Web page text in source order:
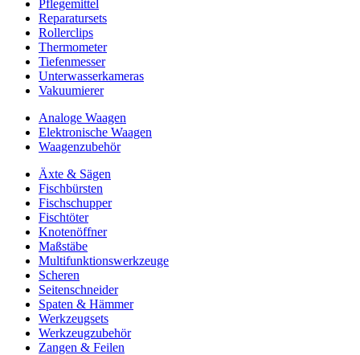
Pflegemittel
Reparatursets
Rollerclips
Thermometer
Tiefenmesser
Unterwasserkameras
Vakuumierer
Analoge Waagen
Elektronische Waagen
Waagenzubehör
Äxte & Sägen
Fischbürsten
Fischschupper
Fischtöter
Knotenöffner
Maßstäbe
Multifunktionswerkzeuge
Scheren
Seitenschneider
Spaten & Hämmer
Werkzeugsets
Werkzeugzubehör
Zangen & Feilen